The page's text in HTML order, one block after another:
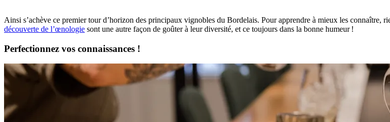
Ainsi s’achève ce premier tour d’horizon des principaux vignobles du Bordelais. Pour apprendre à mieux les connaître,
découverte de l’œnologie sont une autre façon de goûter à leur diversité, et ce toujours dans la bonne humeur !
Perfectionnez vos connaissances !